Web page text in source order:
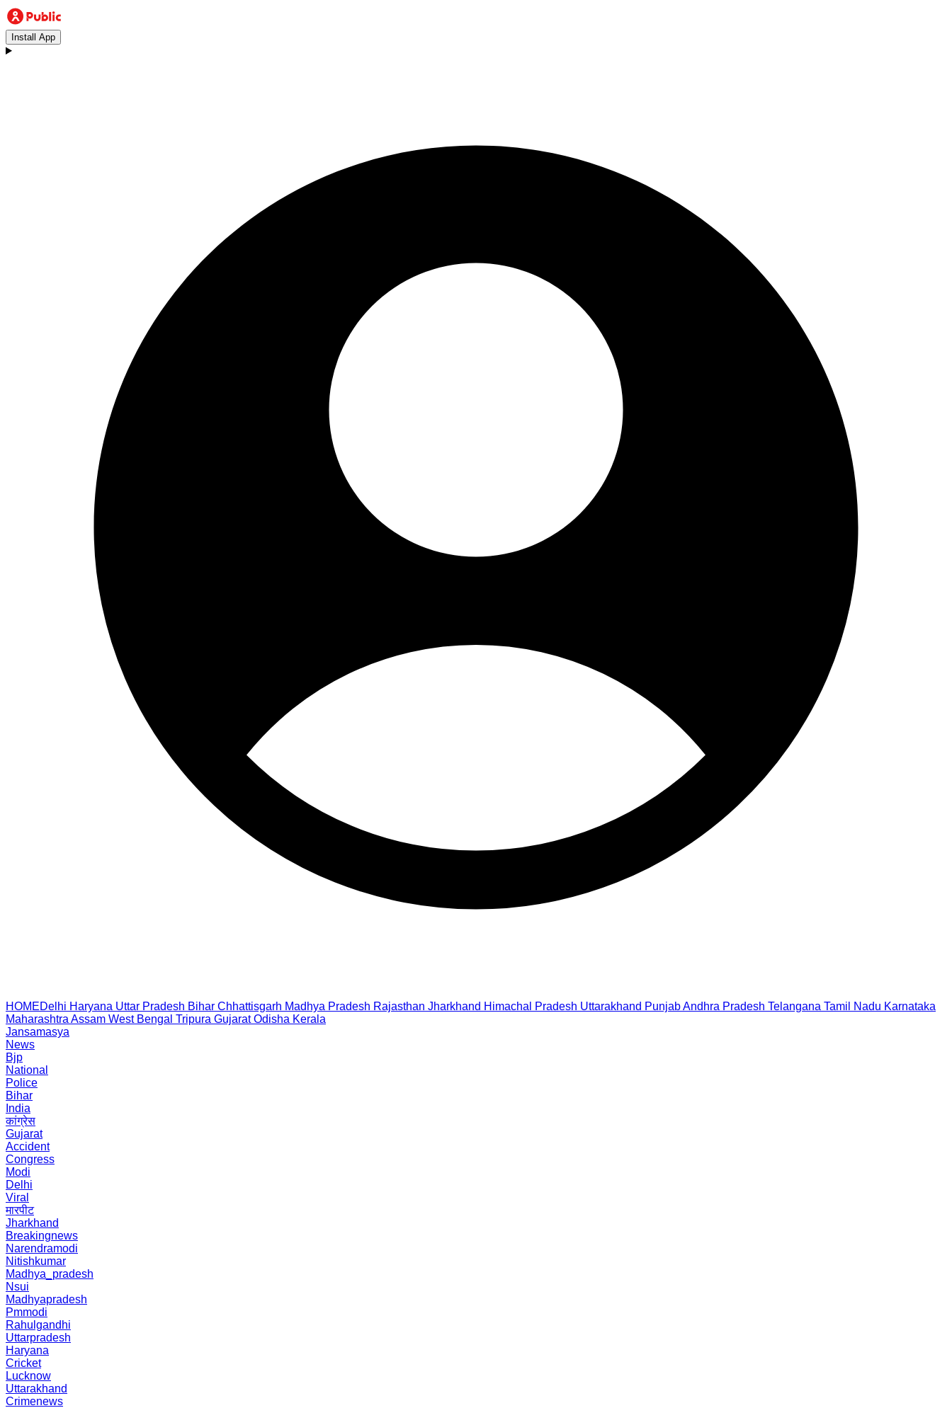
Install App
HOMEDelhi Haryana Uttar Pradesh Bihar Chhattisgarh Madhya Pradesh Rajasthan Jharkhand Himachal Pradesh Uttarakhand PunjabAndhra Pradesh Telangana Tamil Nadu Karnataka
Maharashtra Assam West Bengal Tripura Gujarat Odisha Kerala
Jansamasya
News
Bjp
National
Police
Bihar
India
कांग्रेस
Gujarat
Accident
Congress
Modi
Delhi
Viral
मारपीट
Jharkhand
Breakingnews
Narendramodi
Nitishkumar
Madhya_pradesh
Nsui
Madhyapradesh
Pmmodi
Rahulgandhi
Uttarpradesh
Haryana
Cricket
Lucknow
Uttarakhand
Crimenews